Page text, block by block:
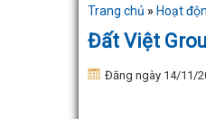
Trang chủ » Hoạt
Đất Việt
Đăng ngày 14/11/